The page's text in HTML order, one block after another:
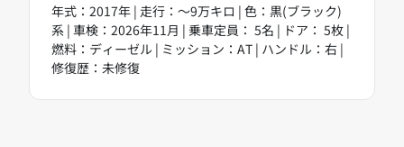
年式：2017年 | 走行：～9万キロ | 色：黒(ブラック)
系 | 車検：2026年11月 | 乗車定員： 5名 | ドア： 5枚 |
燃料：ディーゼル | ミッション：AT | ハンドル：右 |
修復歴：未修復